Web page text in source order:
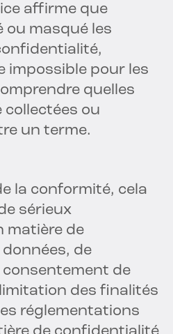
affirme que
ou masqué les
impossible pour les
quelles
collectées ou
un terme.
la conformité, cela
sérieux
matière de
de
de
des finalités
réglementations